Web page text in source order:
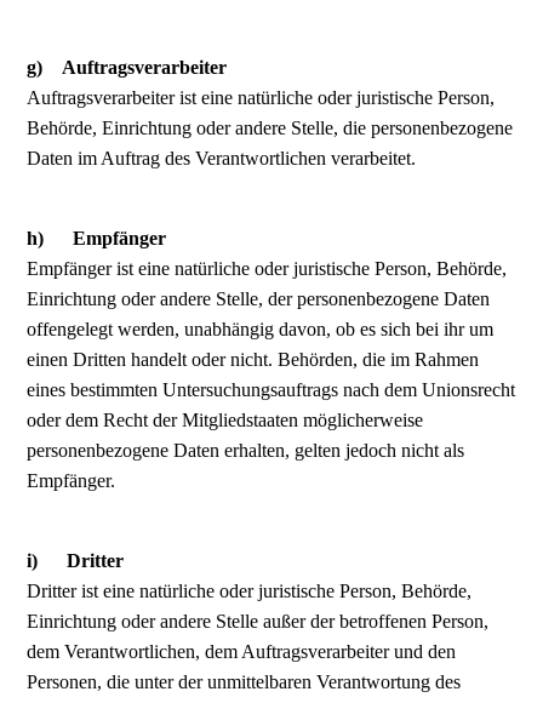
g) Auftragsverarbeiter
Auftragsverarbeiter ist eine natürliche oder juristische Person,
Behörde, Einrichtung oder andere Stelle, die personenbezogene
Daten im Auftrag des Verantwortlichen verarbeitet.
h) Empfänger
Empfänger ist eine natürliche oder juristische Person, Behörde,
Einrichtung oder andere Stelle, der personenbezogene Daten
offengelegt werden, unabhängig davon, ob es sich bei ihr um
einen Dritten handelt oder nicht. Behörden, die im Rahmen
eines bestimmten Untersuchungsauftrags nach dem Unionsrecht
oder dem Recht der Mitgliedstaaten möglicherweise
personenbezogene Daten erhalten, gelten jedoch nicht als
Empfänger.
i) Dritter
Dritter ist eine natürliche oder juristische Person, Behörde,
Einrichtung oder andere Stelle außer der betroffenen Person,
dem Verantwortlichen, dem Auftragsverarbeiter und den
Personen, die unter der unmittelbaren Verantwortung des